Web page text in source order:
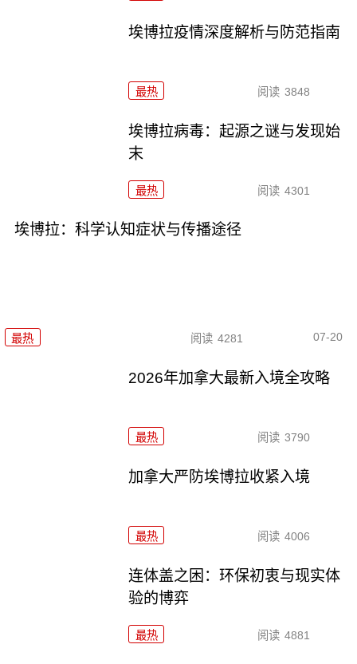
埃博拉疫情深度解析与防范指南
最热 阅读 3848
埃博拉病毒：起源之谜与发现始
末
最热 阅读 4301
埃博拉：科学认知症状与传播途径
最热 阅读 4281 07-20
2026年加拿大最新入境全攻略
最热 阅读 3790
加拿大严防埃博拉收紧入境
最热 阅读 4006
连体盖之困：环保初衷与现实体
验的博弈
最热 阅读 4881